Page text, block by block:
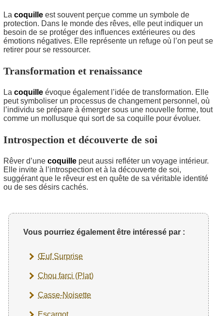
La coquille est souvent perçue comme un symbole de
protection. Dans le monde des rêves, elle peut indiquer un
besoin de se protéger des influences extérieures ou des
émotions négatives. Elle représente un refuge où l’on peut se
retirer pour se ressourcer.
Transformation et renaissance
La coquille évoque également l’idée de transformation. Elle
peut symboliser un processus de changement personnel, où
l’individu se prépare à émerger sous une nouvelle forme, tout
comme un mollusque qui sort de sa coquille pour évoluer.
Introspection et découverte de soi
Rêver d’une coquille peut aussi refléter un voyage intérieur.
Elle invite à l’introspection et à la découverte de soi,
suggérant que le rêveur est en quête de sa véritable identité
ou de ses désirs cachés.
Vous pourriez également être intéressé par :
Œuf Surprise
Chou farci (Plat)
Casse-Noisette
Escargot